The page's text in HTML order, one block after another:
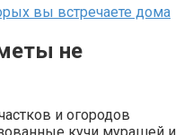
не
и огородов